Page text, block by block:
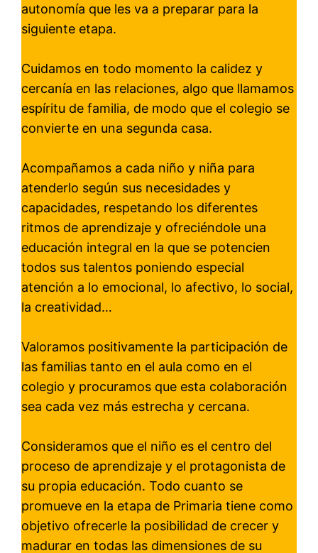
autonomía que les va a preparar para la
siguiente etapa.
Cuidamos en todo momento la calidez y
cercanía en las relaciones, algo que llamamos
espíritu de familia, de modo que el colegio se
convierte en una segunda casa.
Acompañamos a cada niño y niña para
atenderlo según sus necesidades y
capacidades, respetando los diferentes
ritmos de aprendizaje y ofreciéndole una
educación integral en la que se potencien
todos sus talentos poniendo especial
atención a lo emocional, lo afectivo, lo social,
la creatividad…
Valoramos positivamente la participación de
las familias tanto en el aula como en el
colegio y procuramos que esta colaboración
sea cada vez más estrecha y cercana.
Consideramos que el niño es el centro del
proceso de aprendizaje y el protagonista de
su propia educación. Todo cuanto se
promueve en la etapa de Primaria tiene como
objetivo ofrecerle la posibilidad de crecer y
madurar en todas las dimensiones de su